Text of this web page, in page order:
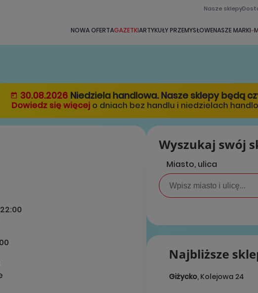
Nasze sklepy
NOWA OFERTAGAZETKIARTYKUŁY PRZEMYSŁOWENASZE MARKI
30.08.2026 Niedziela handlowa. Nasze sklepy będą
Dowiedz się więcej o dniach bez handlu i niedzielach
Wyszukaj swój
Miasto, ulica
Najbliższe
Giżycko, Kolejowa 24